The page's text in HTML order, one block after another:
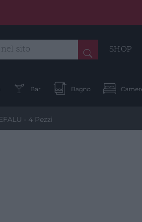
SHOP
Bar Bagno
- 4 Pezzi